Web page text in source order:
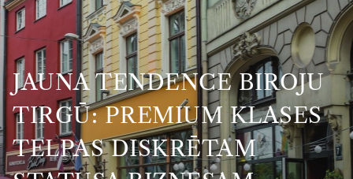
JAUNA TENDENCE BIROJU
TIRGŪ: PREMIUM KLASES
TELPAS DISKRĒTAM